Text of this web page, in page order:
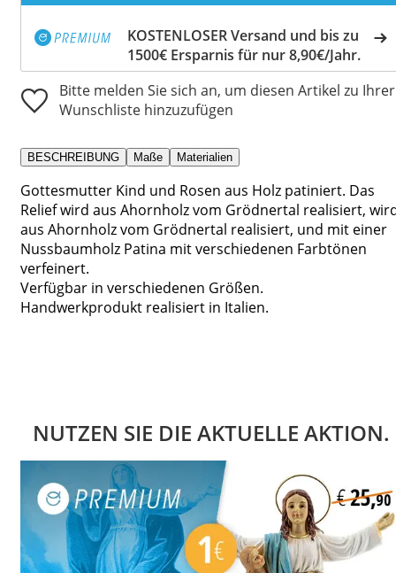
KOSTENLOSER Versand und bis zu
1500€ Ersparnis für nur 8,90€/Jahr.
Bitte melden Sie sich an, um diesen Artikel zu Ihrer
Wunschliste hinzuzufügen
BESCHREIBUNG Maße Materialien
Gottesmutter Kind und Rosen aus Holz patiniert. Das
Relief wird aus Ahornholz vom Grödnertal realisiert,
aus Ahornholz vom Grödnertal realisiert, und mit einer
Nussbaumholz Patina mit verschiedenen Farbtönen
verfeinert.
Verfügbar in verschiedenen Größen.
Handwerkprodukt realisiert in Italien.
NUTZEN SIE DIE AKTUELLE AKTION.